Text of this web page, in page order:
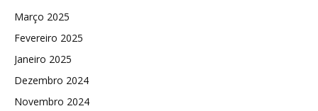
Março 2025
Fevereiro 2025
Janeiro 2025
Dezembro 2024
Novembro 2024